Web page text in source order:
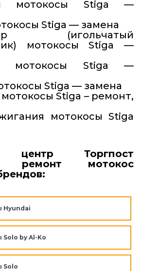
мотокосы Stiga —
Stiga — замена
(игольчатый
мотокосы Stiga —
мотокосы Stiga —
Stiga — замена
Stiga – ремонт,
мотокосы Stiga
центр Торгпост
ремонт мотокос
Hyundai
by Al-Ko
Solo